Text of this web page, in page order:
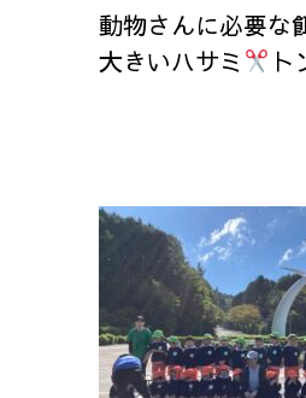
動物さんに必要な
大きいハサミ